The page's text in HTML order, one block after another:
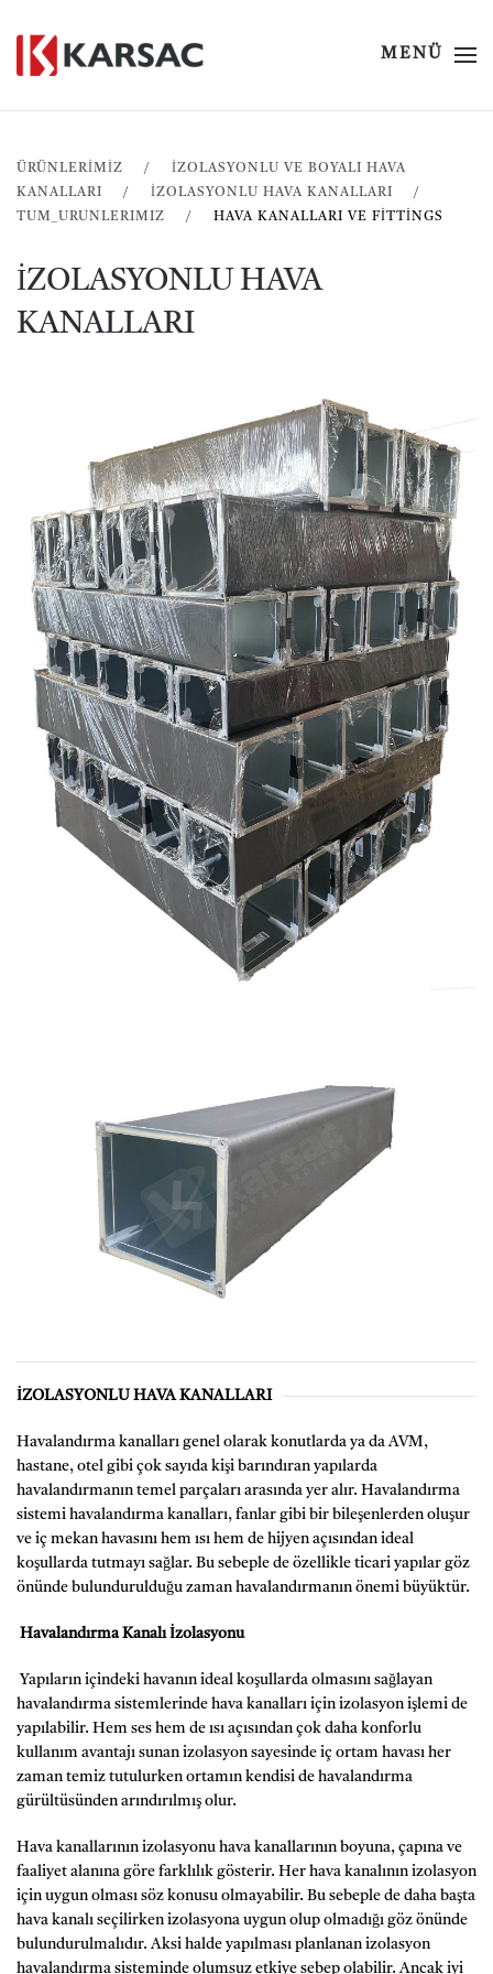
MENÜ
ÜRÜNLERİMİZ
İZOLASYONLU VE BOYALI HAVA
KANALLARI
IZOLASYONLU HAVA KANALLARI
TUM_URUNLERIMIZ
HAVA KANALLARI VE FITTINGS
İZOLASYONLU HAVA
KANALLARI
İZOLASYONLU HAVA KANALLARI
Havalandırma kanalları genel olarak konutlarda ya da AVM,
hastane, otel gibi çok sayıda kişi barındıran yapılarda
havalandırmanın temel parçaları arasında yer alır. Havalandırma
sistemi havalandırma kanalları, fanlar gibi bir bileşenlerden oluşur
ve iç mekan havasını hem ısı hem de hijyen açısından ideal
koşullarda tutmayı sağlar. Bu sebeple de özellikle ticari yapılar göz
önünde bulundurulduğu zaman havalandırmanın önemi büyüktür.
Havalandırma Kanalı İzolasyonu
Yapıların içindeki havanın ideal koşullarda olmasını sağlayan
havalandırma sistemlerinde hava kanalları için izolasyon işlemi de
yapılabilir. Hem ses hem de ısı açısından çok daha konforlu
kullanım avantajı sunan izolasyon sayesinde iç ortam havası her
zaman temiz tutulurken ortamın kendisi de havalandırma
gürültüsünden arındırılmış olur.
Hava kanallarının izolasyonu hava kanallarının boyuna, çapına ve
faaliyet alanına göre farklılık gösterir. Her hava kanalının izolasyon
için uygun olması söz konusu olmayabilir. Bu sebeple de daha başta
hava kanalı seçilirken izolasyona uygun olup olmadığı göz önünde
bulundurulmalıdır. Aksi halde yapılması planlanan izolasyon
havalandırma sisteminde olumsuz etkiye sebep olabilir. Ancak iyi